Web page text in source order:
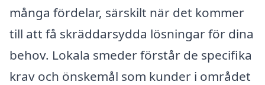
många fördelar, särskilt när det kommer
till att få skräddarsydda lösningar för dina
behov. Lokala smeder förstår de specifika
krav och önskemål som kunder i området